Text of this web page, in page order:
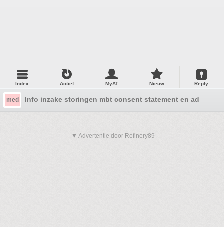
Index Actief MyAT Nieuw Reply
med Info inzake storingen mbt consent statement en ads
▼ Advertentie door Refinery89